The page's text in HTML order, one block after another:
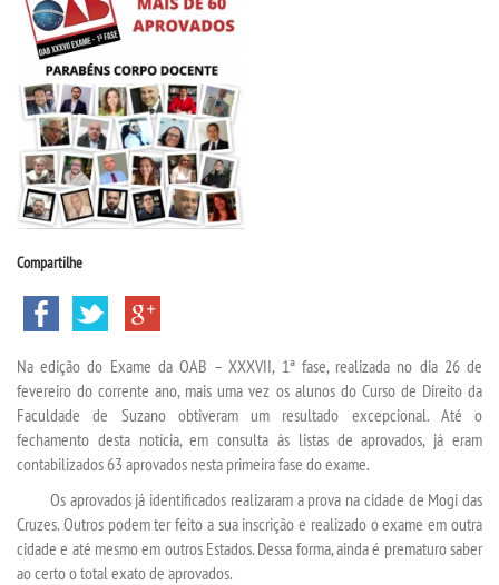
BACHARELADOS
LICENCIATURAS
TECNOLÓGICOS
VESTIBULAR
INSCREVA-SE
SEGUNDA GRADUAÇÃO
MATRÍCULA
EDITAL
Compartilhe
Na edição do Exame da OAB – XXXVII, 1ª fase, realizada no dia 26 de
fevereiro do corrente ano, mais uma vez os alunos do Curso de Direito da
Faculdade de Suzano obtiveram um resultado excepcional. Até o
fechamento desta notícia, em consulta às listas de aprovados, já eram
contabilizados 63 aprovados nesta primeira fase do exame.
Os aprovados já identificados realizaram a prova na cidade de Mogi das
Cruzes. Outros podem ter feito a sua inscrição e realizado o exame em outra
cidade e até mesmo em outros Estados. Dessa forma, ainda é prematuro saber
ao certo o total exato de aprovados.